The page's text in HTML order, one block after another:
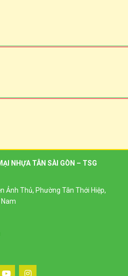
NHỰA TÂN SÀI GÒN – TSG
Ảnh Thủ, Phường Tân Thới Hiệp,